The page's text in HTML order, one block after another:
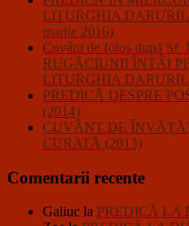
LITURGHIA
martie 2016)
Cuvânt de folos după
RUGĂCIUNII ÎNTÂI
LITURGHIA
PREDICĂ DESPRE
(2014)
CUVÂNT DE
CURATĂ (2013)
Comentarii recente
Galiuc la PREDICĂ LA